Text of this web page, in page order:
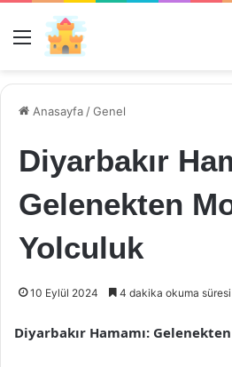
Menü
Anasayfa /Genel
Diyarbakır
Gelenekten
Yolculuk
10 Eylül 2024 4 dakika okuma süresi
Diyarbakır Hamamı: